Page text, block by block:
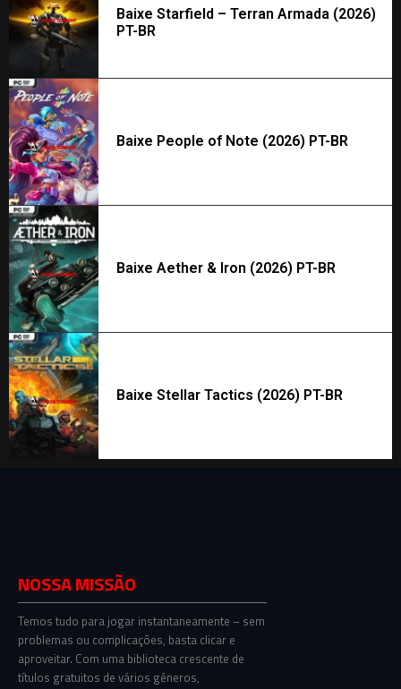
Baixe Starfield – Terran Armada (2026)
PT-BR
Baixe People of Note (2026) PT-BR
Baixe Aether & Iron (2026) PT-BR
Baixe Stellar Tactics (2026) PT-BR
NOSSA MISSÃO
Temos tudo para jogar instantaneamente – sem
problemas ou complicações, basta clicar e
aproveitar. Com uma biblioteca crescente de
títulos gratuitos de vários gêneros,